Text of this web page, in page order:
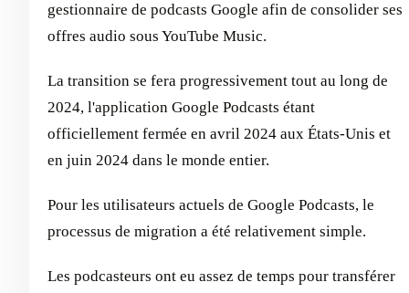
gestionnaire de podcasts Google afin de consolider ses
offres audio sous YouTube Music.
La transition se fera progressivement tout au long de
2024, l'application Google Podcasts étant
officiellement fermée en avril 2024 aux États-Unis et
en juin 2024 dans le monde entier.
Pour les utilisateurs actuels de Google Podcasts, le
processus de migration a été relativement simple.
Les podcasteurs ont eu assez de temps pour transférer